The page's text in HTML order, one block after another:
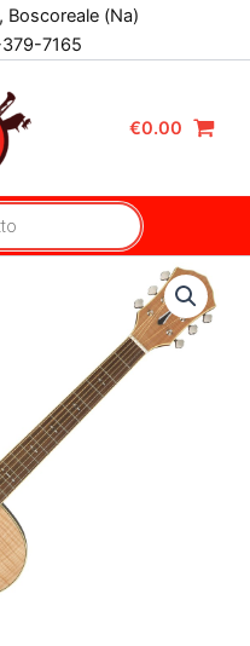
Boscoreale (Na)
7165
€0.00